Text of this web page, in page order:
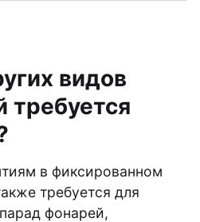
видов
требуется
в фиксированном
требуется для
фонарей,